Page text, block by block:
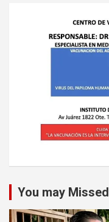
You may Missed